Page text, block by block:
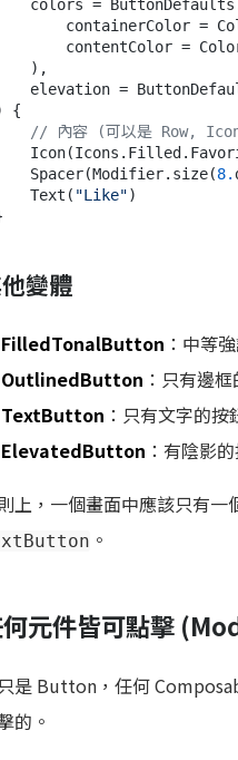
elevation =
{
// 內容 (可以是 Row,
    Spacer(Modifier.size(
8.
    Text(
"Like")
變體
FilledTonalButton ：中等
OutlinedButton ：只有邊
TextButton ：只有文字的
ElevatedButton ：有陰影
上，一個畫面中應該只有一
。
元件皆可點擊
是 Button，任何
的。